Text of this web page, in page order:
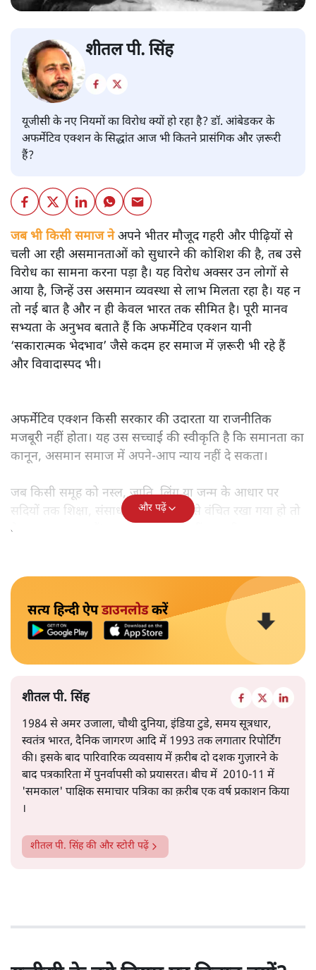
शीतल पी. सिंह
यूजीसी के नए नियमों का विरोध क्यों हो रहा है? डॉ. आंबेडकर के
अफर्मेटिव एक्शन के सिद्धांत आज भी कितने प्रासंगिक और ज़रूरी
हैं?
जब भी किसी समाज नेअपने भीतर मौजूद गहरी और पीढ़ियों से
चली आ रही असमानताओं को सुधारने की कोशिश की है, तब उसे
विरोध का सामना करना पड़ा है। यह विरोध अक्सर उन लोगों से
आया है, जिन्हें उस असमान व्यवस्था से लाभ मिलता रहा है। यह न
तो नई बात है और न ही केवल भारत तक सीमित है। पूरी मानव
सभ्यता के अनुभव बताते हैं कि अफर्मेटिव एक्शन यानी
‘सकारात्मक भेदभाव’ जैसे कदम हर समाज में ज़रूरी भी रहे हैं
और विवादास्पद भी।
अफर्मेटिव एक्शन किसी सरकार की उदारता या राजनीतिक
मजबूरी नहीं होता। यह उस सच्चाई की स्वीकृति है कि समानता का
कानून, असमान समाज में अपने-आप न्याय नहीं दे सकता।
जब किसी समूह को नस्ल, जाति, लिंग या जन्म के आधार पर
सदियों तक शिक्षा, संसाधनों और सम्मान से वंचित रखा गया हो तो
केवल ‘सब बराबर हैं’ कह देने से स्थिति नहीं बदलती।
और पढ़ें
सत्य हिन्दी ऐपडाउनलोडकरें
शीतल पी. सिंह
1984 से अमर उजाला, चौथी दुनिया, इंडिया टुडे, समय सूत्रधार,
स्वतंत्र भारत, दैनिक जागरण आदि में 1993 तक लगातार रिपोर्टिंग
की। इसके बाद पारिवारिक व्यवसाय में क़रीब दो दशक गुज़ारने के
बाद पत्रकारिता में पुनर्वापसी को प्रयासरत। बीच में 2010-11 में
'समकाल' पाक्षिक समाचार पत्रिका का क़रीब एक वर्ष प्रकाशन किया
।
शीतल पी. सिंहकी और स्टोरी पढ़ें